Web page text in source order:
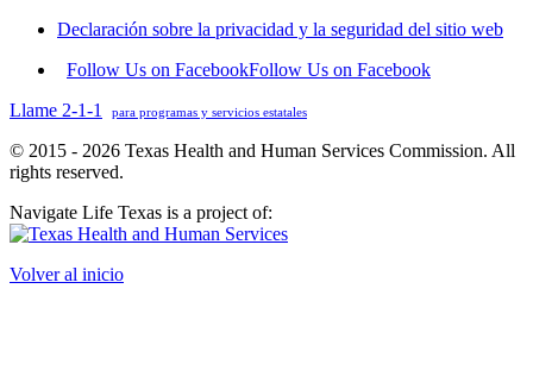
Declaración sobre la privacidad y la seguridad del sitio web
Follow Us on FacebookFollow Us on Facebook
Llame 2-1-1
para programas y servicios estatales
© 2015 - 2026 Texas Health and Human Services Commission. All
rights reserved.
Navigate Life Texas is a project of:
Volver al inicio